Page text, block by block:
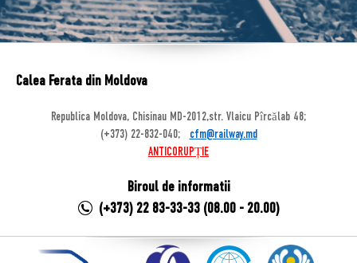
Calea Ferata din Moldova
Republica Moldova, Chisinau MD-2012,str. Vlaicu Pîrcălab 48;
(+373) 22-832-040;
cfm@railway.md
ANTICORUPȚIE
Biroul de informatii
(+373) 22 83-33-33 (08.00 - 20.00)